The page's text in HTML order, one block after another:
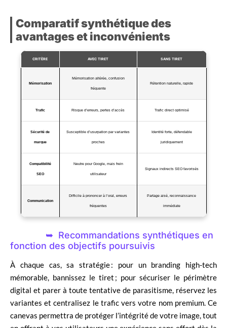
Comparatif synthétique des
avantages et inconvénients
CRITÈRE AVEC TIRET SANS TIRET
Mémorisation
Mémorisation altérée, confusion
fréquente
Rétention naturelle, rapide
Trafic Risque d’erreurs, pertes d’accès Trafic direct optimisé
Sécurité de
marque
Susceptible d’usurpation par variantes
proches
Identité forte, défendable
juridiquement
Compatibilité
SEO
Neutre pour Google, mais frein
utilisateur
Signaux indirects SEO favorisés
Communication
Difficile à prononcer à l’oral, erreurs
fréquentes
Partage aisé, reconnaissance
immédiate
Recommandations synthétiques en
fonction des objectifs poursuivis
À chaque cas, sa stratégie : pour un branding high-tech
mémorable, bannissez le tiret ; pour sécuriser le périmètre
digital et parer à toute tentative de parasitisme, réservez les
variantes et centralisez le trafic vers votre nom premium. Ce
canevas permettra de protéger l’intégrité de votre image, tout